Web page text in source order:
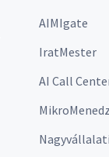
AIMIgate
IratMester
AI Call